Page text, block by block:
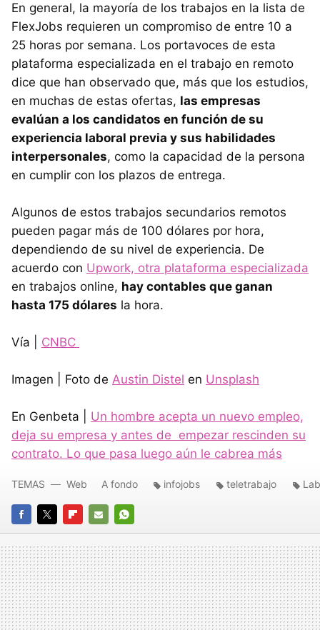
En general, la mayoría de los trabajos en la lista de
FlexJobs requieren un compromiso de entre 10 a
25 horas por semana. Los portavoces de esta
plataforma especializada en el trabajo en remoto
dice que han observado que, más que los estudios,
en muchas de estas ofertas, las empresas
evalúan a los candidatos en función de su
experiencia laboral previa y sus habilidades
interpersonales, como la capacidad de la persona
en cumplir con los plazos de entrega.
Algunos de estos trabajos secundarios remotos
pueden pagar más de 100 dólares por hora,
dependiendo de su nivel de experiencia. De
acuerdo con Upwork, otra plataforma especializada
en trabajos online, hay contables que ganan
hasta 175 dólares la hora.
Vía | CNBC
Imagen | Foto de Austin Distel en Unsplash
En Genbeta | Un hombre acepta un nuevo empleo,
deja su empresa y antes de empezar rescinden su
contrato. Lo que pasa luego aún le cabrea más
FACEBOOK
TWITTERFLIPBOARD
E-
MAIL
WHATSAPP
TEMAS Web A fondo infojobs teletrabajo